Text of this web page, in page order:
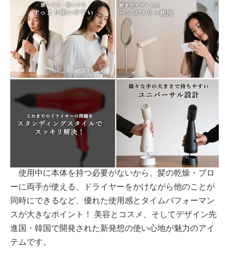
使用中に本体を持つ必要がないから、髪の乾燥・ブロ
ーに両手が使える、ドライヤーをかけながら他のことが
同時にできるなど、優れた使用感とタイムパフォーマン
スが大きなポイント！ 美容とコスメ、そしてデザイン先
進国・韓国で開発された新発想の使い心地が魅力のアイ
テムです。